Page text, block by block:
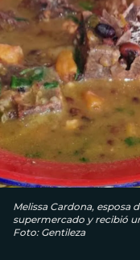
Melissa Cardona, esposa
supermercado y recibió
Foto: Gentileza